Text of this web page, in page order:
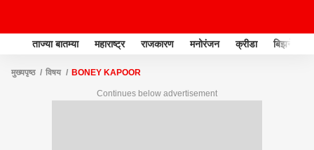
ताज्या बातम्या महाराष्ट्र राजकारण मनोरंजन क्रीडा बिझनेस
मुख्यपृष्ठ विषय BONEY KAPOOR
Continues below advertisement